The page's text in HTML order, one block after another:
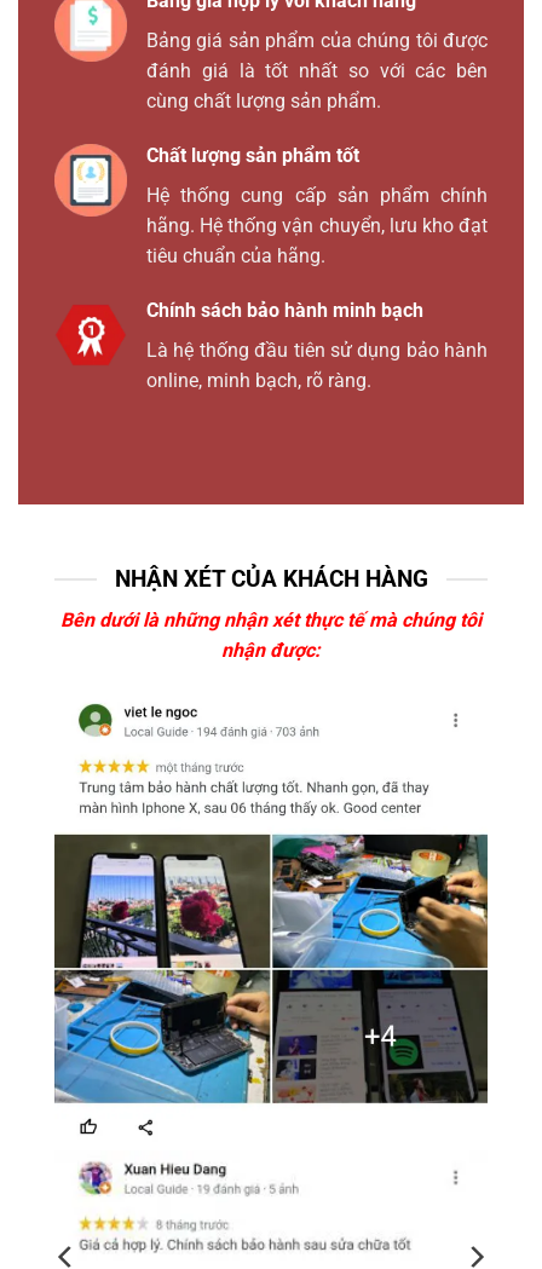
Bảng giá sản phẩm của chúng tôi được
đánh giá là tốt nhất so với các bên
cùng chất lượng sản phẩm.
Chất lượng sản phẩm tốt
Hệ thống cung cấp sản phẩm chính
hãng. Hệ thống vận chuyển, lưu kho đạt
tiêu chuẩn của hãng.
Chính sách bảo hành minh bạch
Là hệ thống đầu tiên sử dụng bảo hành
online, minh bạch, rõ ràng.
NHẬN XÉT CỦA KHÁCH HÀNG
Bên dưới là những nhận xét thực tế mà chúng tôi
nhận được: